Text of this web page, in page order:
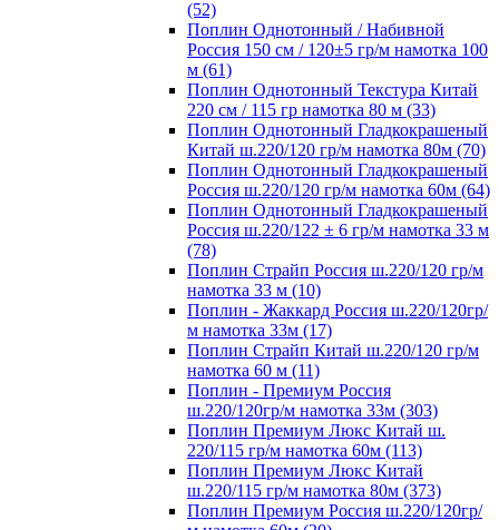
(52)
Поплин Однотонный / Набивной
Россия 150 см / 120±5 гр/м намотка 100
м (61)
Поплин Однотонный Текстура Китай
220 см / 115 гр намотка 80 м (33)
Поплин Однотонный Гладкокрашеный
Китай ш.220/120 гр/м намотка 80м (70)
Поплин Однотонный Гладкокрашеный
Россия ш.220/120 гр/м намотка 60м (64)
Поплин Однотонный Гладкокрашеный
Россия ш.220/122 ± 6 гр/м намотка 33 м
(78)
Поплин Страйп Россия ш.220/120 гр/м
намотка 33 м (10)
Поплин - Жаккард Россия ш.220/120гр/
м намотка 33м (17)
Поплин Страйп Китай ш.220/120 гр/м
намотка 60 м (11)
Поплин - Премиум Россия
ш.220/120гр/м намотка 33м (303)
Поплин Премиум Люкс Китай ш.
220/115 гр/м намотка 60м (113)
Поплин Премиум Люкс Китай
ш.220/115 гр/м намотка 80м (373)
Поплин Премиум Россия ш.220/120гр/